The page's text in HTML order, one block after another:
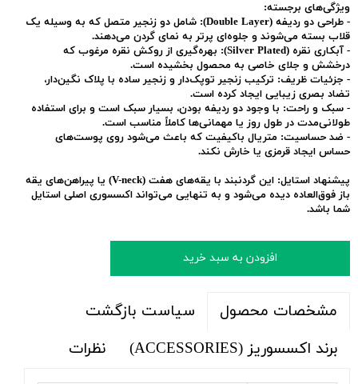
ویژگی‌های برجسته:
-طراحی دو ردیفه (Double Layer):
شامل دو زنجیر متصل که به وسیله یک
قلاب بسته می‌شوند و جلوه‌ای پرتر به نمای گردن می‌دهند.
-آبکاری نقره (Silver Plated):
بهره‌گیری از روکش نقره مرغوب که
درخشش و جلای خاصی به محصول بخشیده است.
- جزئیات ظریف: ترکیب زنجیر توپک‌دار و زنجیر ساده با پلاک نگین‌دار،
تضاد بصری زیبایی ایجاد کرده است.
-سبک و راحت: با وجود دو ردیفه بودن، بسیار سبک است و برای استفاده
طولانی‌مدت در طول روز یا مهمانی‌ها کاملاً مناسب است.
- ضد حساسیت: متریال باکیفیت که باعث می‌شود روی پوست‌های
حساس ایجاد قرمزی یا خارش نکند.
پیشنهاد استایل:
این گردنبند با یقه‌های هفت (V-neck) یا پیراهن‌های یقه
باز فوق‌العاده دیده می‌شود و به تنهایی می‌تواند اکسسوری اصلی استایل
شما باشد.
افزودن به سبد خرید
مشخصات محصول
سیاست بازگشت
برند اکسسوریز (ACCESSORIES)
نظرات